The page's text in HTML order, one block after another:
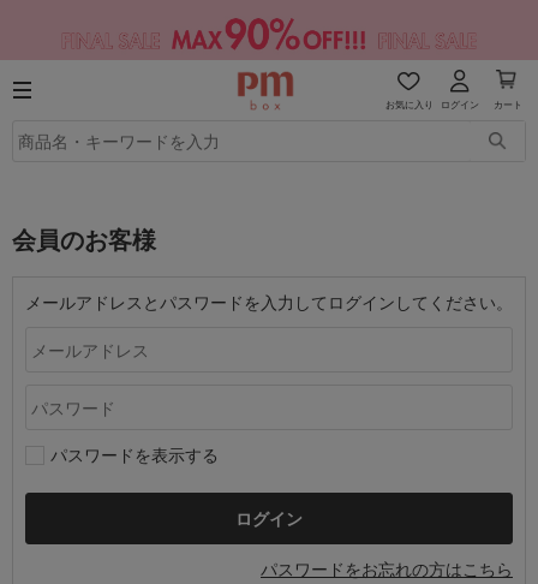
お気に入り ログイン カート
会員のお客様
メールアドレスとパスワードを入力してログインしてください。
パスワードを表示する
パスワードをお忘れの方はこちら